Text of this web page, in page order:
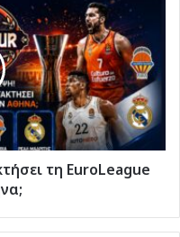
τη EuroLeague